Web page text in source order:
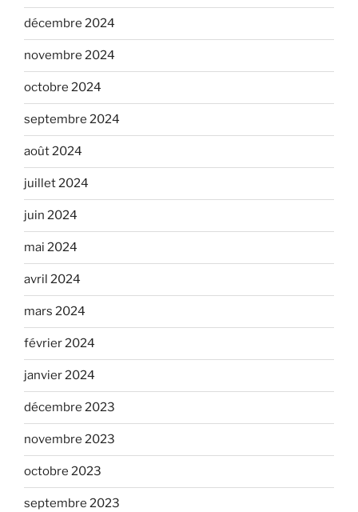
décembre 2024
novembre 2024
octobre 2024
septembre 2024
août 2024
juillet 2024
juin 2024
mai 2024
avril 2024
mars 2024
février 2024
janvier 2024
décembre 2023
novembre 2023
octobre 2023
septembre 2023